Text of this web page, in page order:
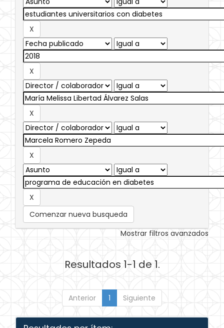
Comenzar nueva busqueda
Mostrar filtros avanzados
Resultados 1-1 de 1.
Anterior 1 Siguiente